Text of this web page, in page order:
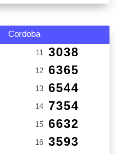
Cordoba
11 3038
12 6365
13 6544
14 7354
15 6632
16 3593